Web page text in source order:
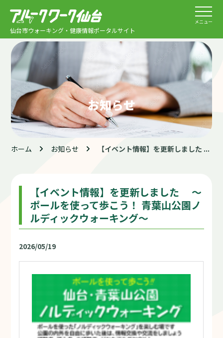
仙台市ウォーキング・健康情報ポータルサイト
メニュー
お知らせ
ホーム お知らせ 【イベント情報】を更新しました ...
【イベント情報】を更新しました ～
ポールを使って歩こう！ 青葉山公園ノ
ルディックウォーキング～
2026/05/19